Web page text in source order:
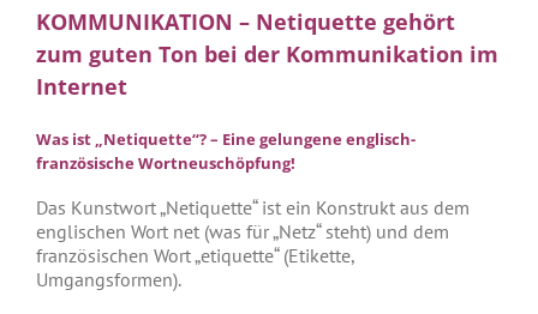
KOMMUNIKATION – Netiquette gehört
zum guten Ton bei der Kommunikation im
Internet
Was ist „Netiquette“? – Eine gelungene englisch-
französische Wortneuschöpfung!
Das Kunstwort „Netiquette“ ist ein Konstrukt aus dem
englischen Wort net (was für „Netz“ steht) und dem
französischen Wort „etiquette“ (Etikette,
Umgangsformen).